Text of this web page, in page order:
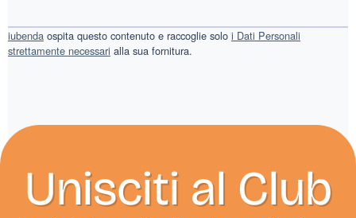
iubenda ospita questo contenuto e raccoglie solo i Dati Personali
strettamente necessari alla sua fornitura.
Unisciti al Club